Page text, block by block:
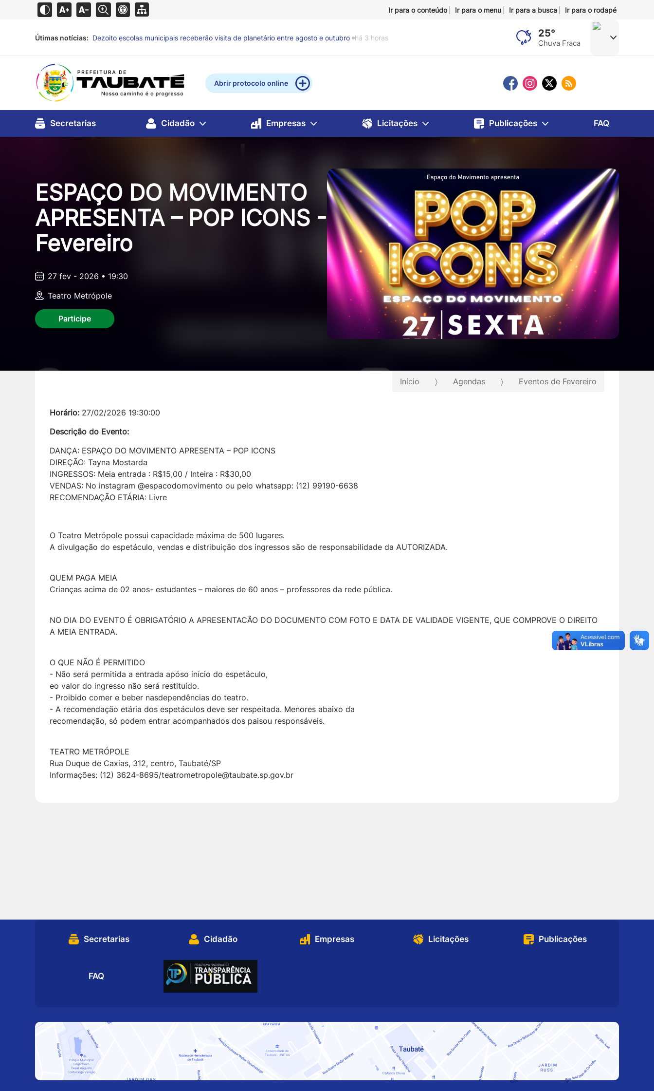
Ir para o conteúdo Ir para o menu Ir para a busca Ir para o rodapé
Útimas notícias: Obras de saneamento levarão água tratada e coleta de esgoto a mais 2 mil famílias em cinco
25°
Chuva Fraca
Abrir protocolo online
Secretarias Cidadão Empresas Licitações Publicações FAQ
ESPAÇO DO MOVIMENTO
APRESENTA – POP ICONS -
Fevereiro
27 fev - 2026 • 19:30
Teatro Metrópole
Participe
Início Agendas Eventos de Fevereiro
Horário: 27/02/2026 19:30:00
Descrição do Evento:
DANÇA: ESPAÇO DO MOVIMENTO APRESENTA – POP ICONS
DIREÇÃO: Tayna Mostarda
INGRESSOS: Meia entrada : R$15,00 / Inteira : R$30,00
VENDAS: No instagram @espacodomovimento ou pelo whatsapp: (12) 99190-6638
RECOMENDAÇÃO ETÁRIA: Livre
O Teatro Metrópole possui capacidade máxima de 500 lugares.
A divulgação do espetáculo, vendas e distribuição dos ingressos são de responsabilidade da AUTORIZADA.
QUEM PAGA MEIA
Crianças acima de 02 anos- estudantes – maiores de 60 anos – professores da rede pública.
NO DIA DO EVENTO É OBRIGATÓRIO A APRESENTACÃO DO DOCUMENTO COM FOTO E DATA DE VALIDADE VIGENTE, QUE COMPROVE O DIREITO
A MEIA ENTRADA.
O QUE NÃO É PERMITIDO
- Não será permitida a entrada apóso início do espetáculo,
eo valor do ingresso não será restituído.
- Proibido comer e beber nasdependências do teatro.
- A recomendação etária dos espetáculos deve ser respeitada. Menores abaixo da
recomendação, só podem entrar acompanhados dos paisou responsáveis.
TEATRO METRÓPOLE
Rua Duque de Caxias, 312, centro, Taubaté/SP
Informações: (12) 3624-8695/teatrometropole@taubate.sp.gov.br
Secretarias Cidadão Empresas Licitações Publicações
FAQ